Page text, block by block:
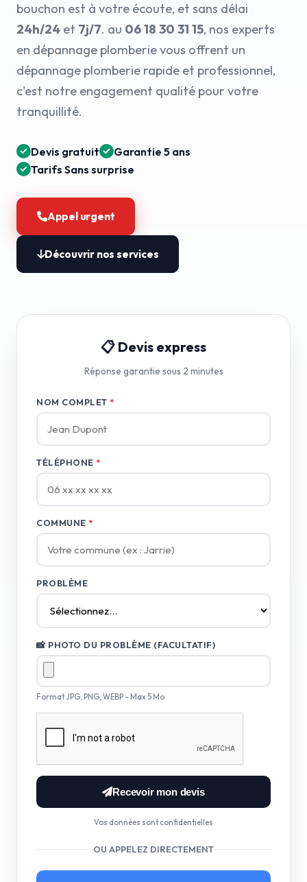
bouchon est à votre écoute, et sans délai
24h/24 et 7j/7. au 06 18 30 31 15, nos experts
en dépannage plomberie vous offrent un
dépannage plomberie rapide et professionnel,
c'est notre engagement qualité pour votre
tranquillité.
Devis gratuit
Garantie 5 ans
Tarifs Sans surprise
Appel urgent
Découvrir nos services
📋 Devis express
Réponse garantie sous 2 minutes
NOM COMPLET *
TÉLÉPHONE *
COMMUNE *
PROBLÈME
📸 PHOTO DU PROBLÈME (FACULTATIF)
Format JPG, PNG, WEBP - Max 5 Mo
Recevoir mon devis
Vos données sont confidentielles
OU APPELEZ DIRECTEMENT